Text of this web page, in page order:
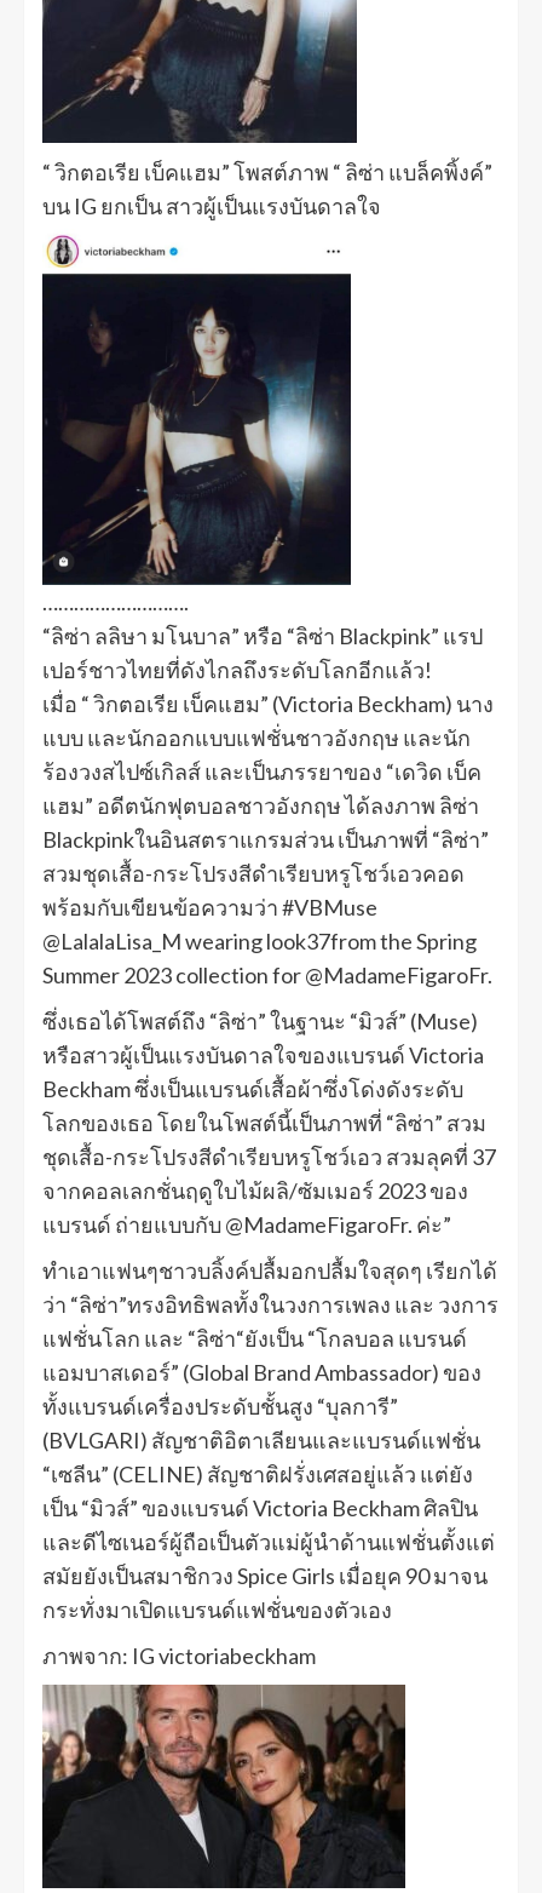
“ วิกตอเรีย เบ็คแฮม” โพสต์ภาพ “ ลิซ่า แบล็คพิ้งค์”
บน IG ยกเป็น สาวผู้เป็นแรงบันดาลใจ
……………………….
“ลิซ่า ลลิษา มโนบาล” หรือ “ลิซ่า Blackpink” แรป
เปอร์ชาวไทยที่ดังไกลถึงระดับโลกอีกแล้ว!
เมื่อ “ วิกตอเรีย เบ็คแฮม” (Victoria Beckham) นาง
แบบ และนักออกแบบแฟชั่นชาวอังกฤษ และนัก
ร้องวงสไปซ์เกิลส์ และเป็นภรรยาของ “เดวิด เบ็ค
แฮม” อดีตนักฟุตบอลชาวอังกฤษ ได้ลงภาพ ลิซ่า
Blackpinkในอินสตราแกรมส่วน เป็นภาพที่ “ลิซ่า”
สวมชุดเสื้อ-กระโปรงสีดำเรียบหรูโชว์เอวคอด
พร้อมกับเขียนข้อความว่า #VBMuse
@LalalaLisa_M wearing look37from the Spring
Summer 2023 collection for @MadameFigaroFr.
ซึ่งเธอได้โพสต์ถึง “ลิซ่า” ในฐานะ “มิวส์” (Muse)
หรือสาวผู้เป็นแรงบันดาลใจของแบรนด์ Victoria
Beckham ซึ่งเป็นแบรนด์เสื้อผ้าซึ่งโด่งดังระดับ
โลกของเธอ โดยในโพสต์นี้เป็นภาพที่ “ลิซ่า” สวม
ชุดเสื้อ-กระโปรงสีดำเรียบหรูโชว์เอว สวมลุคที่ 37
จากคอลเลกชั่นฤดูใบไม้ผลิ/ซัมเมอร์ 2023 ของ
แบรนด์ ถ่ายแบบกับ @MadameFigaroFr. ค่ะ”
ทำเอาแฟนๆชาวบลิ้งค์ปลื้มอกปลื้มใจสุดๆ เรียกได้
ว่า “ลิซ่า”ทรงอิทธิพลทั้งในวงการเพลง และ วงการ
แฟชั่นโลก และ “ลิซ่า“ยังเป็น “โกลบอล แบรนด์
แอมบาสเดอร์” (Global Brand Ambassador) ของ
ทั้งแบรนด์เครื่องประดับชั้นสูง “บุลการี”
(BVLGARI) สัญชาติอิตาเลียนและแบรนด์แฟชั่น
“เซลีน” (CELINE) สัญชาติฝรั่งเศสอยู่แล้ว แต่ยัง
เป็น “มิวส์” ของแบรนด์ Victoria Beckham ศิลปิน
และดีไซเนอร์ผู้ถือเป็นตัวแม่ผู้นำด้านแฟชั่นตั้งแต่
สมัยยังเป็นสมาชิกวง Spice Girls เมื่อยุค 90 มาจน
กระทั่งมาเปิดแบรนด์แฟชั่นของตัวเอง
ภาพจาก: IG victoriabeckham